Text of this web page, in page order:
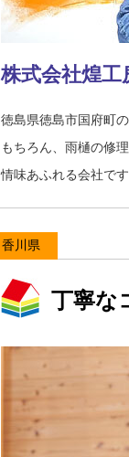
株式会社煌工
徳島県徳島市国府町
もちろん、雨樋の修
情味あふれる会社です
香川県
丁寧な